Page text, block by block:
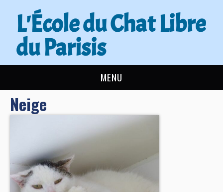
L'École du Chat Libre
du Parisis
MENU
L’ÉCOLE DU CHAT
ADOPTER
NOUS AIDER
Neige